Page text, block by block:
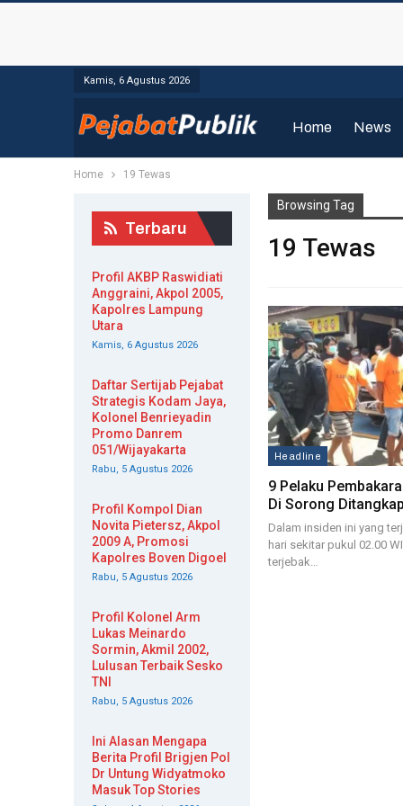
Kamis, 6 Agustus 2026
Home News
Home 19 Tewas
Browsing Tag
19 Tewas
Headline
9 Pelaku
Di Sorong
Dalam insiden ini yang
hari sekitar pukul 02.00
terjebak…
Terbaru
Profil AKBP Raswidiati
Anggraini, Akpol 2005,
Kapolres Lampung
Utara
Kamis, 6 Agustus 2026
Daftar Sertijab Pejabat
Strategis Kodam Jaya,
Kolonel Benrieyadin
Promo Danrem
051/Wijayakarta
Rabu, 5 Agustus 2026
Profil Kompol Dian
Novita Pietersz, Akpol
2009 A, Promosi
Kapolres Boven Digoel
Rabu, 5 Agustus 2026
Profil Kolonel Arm
Lukas Meinardo
Sormin, Akmil 2002,
Lulusan Terbaik Sesko
TNI
Rabu, 5 Agustus 2026
Ini Alasan Mengapa
Berita Profil Brigjen Pol
Dr Untung Widyatmoko
Masuk Top Stories